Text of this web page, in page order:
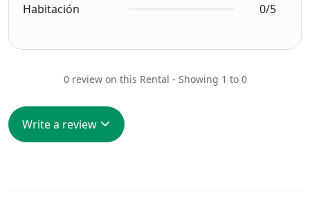
Habitación
0/5
0 review on this Rental - Showing 1 to 0
Write a review